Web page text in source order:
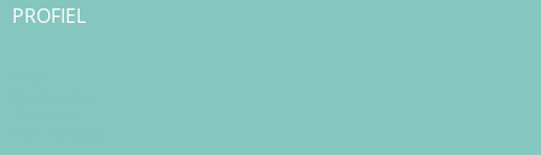
PROFIEL